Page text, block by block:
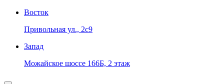
Восток
Привольная ул., 2с9
Запад
Можайское шоссе 166Б, 2 этаж